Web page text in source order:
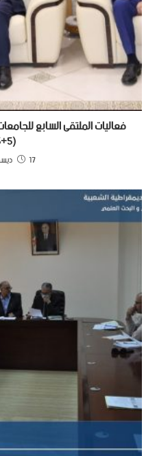
فعاليات الملتقى السابع
(5+5)
17 ديسمبر 2025